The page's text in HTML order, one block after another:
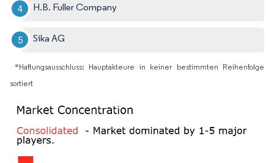
H.B. Fuller Company
Sika AG
*Haftungsausschluss: Hauptakteure in keiner bestimmten Reihenfolge
sortiert